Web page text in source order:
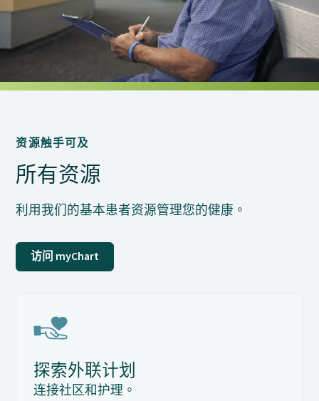
资源触手可及
所有资源
利用我们的基本患者资源管理您的健康。
访问 myChart
探索外联计划
连接社区和护理。